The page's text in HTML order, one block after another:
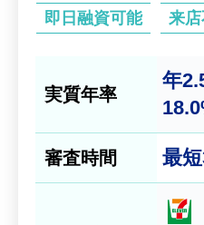
即日融資可能 来
実質年率
年
審査時間 最短